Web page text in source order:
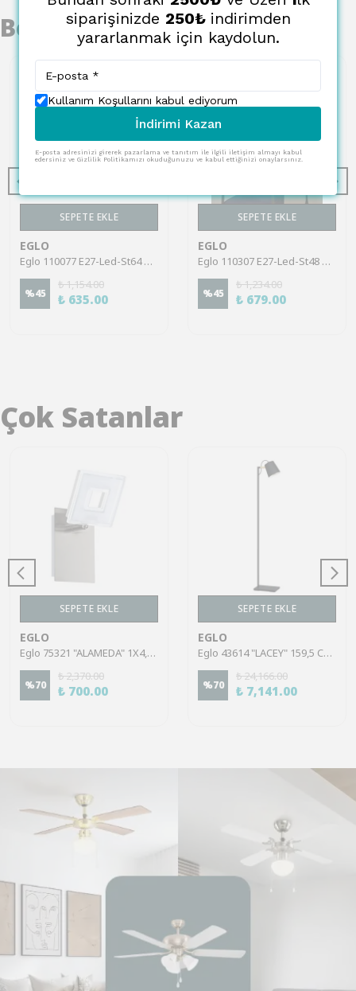
Benzer Ürünler
SEPETE EKLE
EGLO
Eglo 110077 E27-Led-St64 Ampul 1X4W Amber 2200K 270 Lümen
%45
₺ 1,154.00
₺ 635.00
SEPETE EKLE
EGLO
Eglo 110307 E27-Led-St48 Ampul 1X7,3W Şeffaf 2700K 806 Lümen
%45
₺ 1,234.00
₺ 679.00
Çok Satanlar
SEPETE EKLE
EGLO
Eglo 75321 "ALAMEDA" 1X4,5W Çelik Nikel Mat Sıva Üstü Spot
%70
₺ 2,370.00
₺ 700.00
SEPETE EKLE
EGLO
Eglo 43614 "LACEY" 159,5 Cm Yüksekliğinde Çelik, Ahşap Köşe Lambası Lambader
%70
₺ 24,166.00
₺ 7,141.00
siparişinizde 250₺ indirimden
yararlanmak için kaydolun.
Kullanım Koşullarını kabul ediyorum
İndirimi Kazan
E-posta adresinizi girerek pazarlama ve tanıtım ile ilgili iletişim almayı kabul
edersiniz ve Gizlilik Politikamızı okuduğunuzu ve kabul ettiğinizi onaylarsınız.